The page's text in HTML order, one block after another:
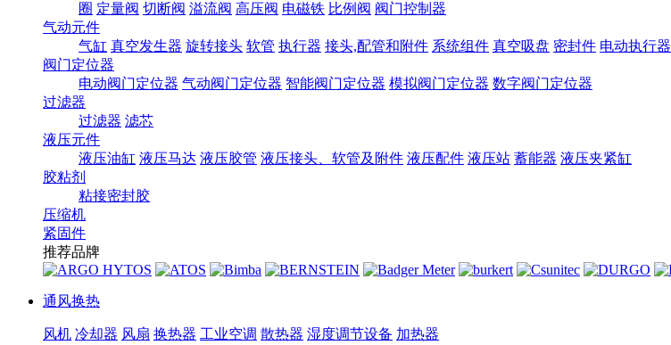
圈 定量阀 切断阀 溢流阀 高压阀 电磁铁 比例阀 阀门控制器
气动元件
气缸 真空发生器 旋转接头 软管 执行器 接头,配管和附件 系统组件 真空吸盘 密封件 电动执行器
阀门定位器
电动阀门定位器 气动阀门定位器 智能阀门定位器 模拟阀门定位器 数字阀门定位器
过滤器
过滤器 滤芯
液压元件
液压油缸 液压马达 液压胶管 液压接头、软管及附件 液压配件 液压站 蓄能器 液压夹紧缸
胶粘剂
粘接密封胶
压缩机
紧固件
推荐品牌
通风换热
风机 冷却器 风扇 换热器 工业空调 散热器 湿度调节设备 加热器